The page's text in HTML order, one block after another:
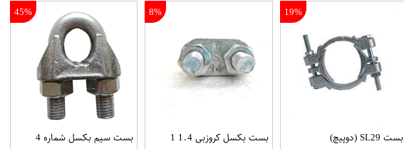
19%
بست SL29 (دوپیچ)
8%
بست بکسل کروزبی 1.4 1
45%
بست سیم بکسل شماره 4